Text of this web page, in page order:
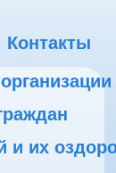
Контакты
и их